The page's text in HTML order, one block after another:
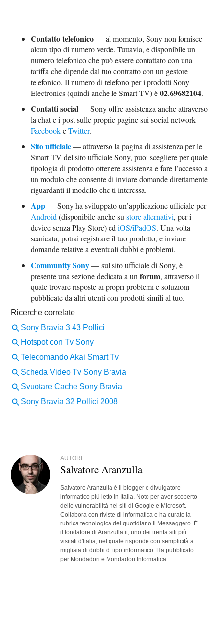
Contatto telefonico— al momento, Sony non fornisce
alcun tipo di numero verde. Tuttavia, è disponibile un
numero telefonico che può essere contattato con una
tariffa che dipende dal tuo contratto con un gestore
telefonico. Il numero di telefono per i prodotti Sony
Electronics (quindi anche le Smart TV) è02.69682104.
Contatti social— Sony offre assistenza anche attraverso
la chat e i post sulle proprie pagine sui social network
FacebookeTwitter.
Sito ufficiale— attraverso la pagina di assistenza per le
Smart TV del sito ufficiale Sony, puoi scegliere per quale
tipologia di prodotto ottenere assistenza e fare l’accesso a
un modulo che consente di inviare domande direttamente
riguardanti il modello che ti interessa.
App— Sony ha sviluppato un’applicazione ufficiale per
Android (disponibile anche sustore alternativi, per i
device senza Play Store) ediOS/iPadOS. Una volta
scaricata, potrai registrare il tuo prodotto, e inviare
domande relative a eventuali dubbi e problemi.
Community Sony— sul sito ufficiale di Sony, è
presente una sezione dedicata a unforum, attraverso il
quale trovare risposte ai propri problemi e soluzioni
pubblicate da altri utenti con prodotti simili al tuo.
AUTORE
Salvatore Aranzulla
Salvatore Aranzulla è il blogger e divulgatore
informatico più letto in Italia. Noto per aver scoperto
delle vulnerabilità nei siti di Google e Microsoft.
Collabora con riviste di informatica e ha curato la
rubrica tecnologica del quotidiano Il Messaggero. È
il fondatore di Aranzulla.it, uno dei trenta siti più
visitati d'Italia, nel quale risponde con semplicità a
migliaia di dubbi di tipo informatico. Ha pubblicato
per Mondadori e Mondadori Informatica.